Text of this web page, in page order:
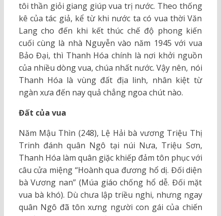
tôi thần giỏi giang giúp vua trị nước. Theo thống
kê của tác giả, kể từ khi nước ta có vua thời Văn
Lang cho đến khi kết thúc chế độ phong kiến
cuối cùng là nhà Nguyễn vào năm 1945 với vua
Bảo Đại, thì Thanh Hóa chính là nơi khởi nguồn
của nhiều dòng vua, chúa nhất nước. Vậy nên, nói
Thanh Hóa là vùng đất địa linh, nhân kiệt từ
ngàn xưa đến nay quả chẳng ngoa chút nào.
Đất của vua
Năm Mậu Thìn (248), Lệ Hải bà vương Triệu Thị
Trinh đánh quân Ngô tại núi Nưa, Triệu Sơn,
Thanh Hóa làm quân giặc khiếp đảm tôn phục với
câu cửa miệng “Hoành qua đương hổ dị. Đối diện
bà Vương nan” (Múa giáo chống hổ dễ. Đối mặt
vua bà khó). Dù chưa lập triều nghi, nhưng ngay
quân Ngô đã tôn xưng người con gái của chiến